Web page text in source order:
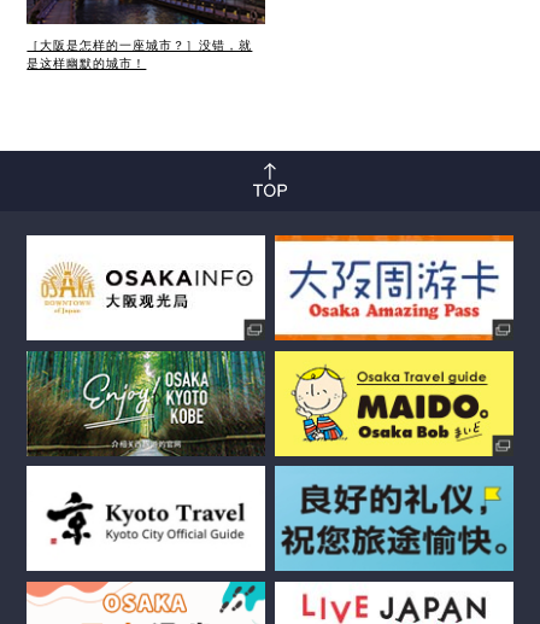
［大阪是怎样的一座城市？］没错，就
是这样幽默的城市！